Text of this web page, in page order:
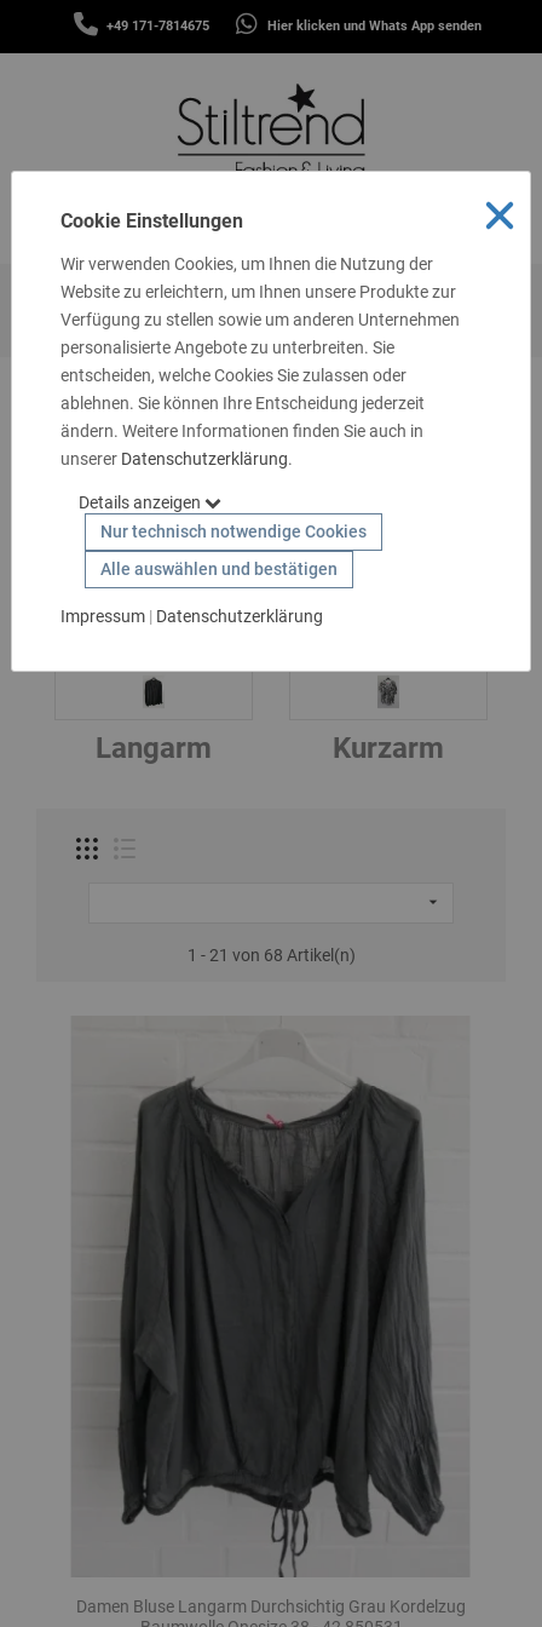
+49 171-7814675 Hier klicken und Whats App senden
MENÜ
SCHALS
STIRNBÄNDER
GUTSCHEINE
TASCHEN
&
MEHR
LIVING
SCHMUCK
SOCKEN
GESCHENKIDEEN
HANDSCHUHE
MARKEN
Startseite Fashion Shirts & Blusen Blusen
Blusen
UNTERKATEGORIEN
Langarm Kurzarm

1 - 21 von 68 Artikel(n)
Damen Bluse Langarm Durchsichtig Grau Kordelzug
Cookie Einstellungen
Wir verwenden Cookies, um Ihnen die Nutzung der
Website zu erleichtern, um Ihnen unsere Produkte zur
Verfügung zu stellen sowie um anderen Unternehmen
personalisierte Angebote zu unterbreiten. Sie
entscheiden, welche Cookies Sie zulassen oder
ablehnen. Sie können Ihre Entscheidung jederzeit
ändern. Weitere Informationen finden Sie auch in
unserer Datenschutzerklärung.
Details anzeigen
Nur technisch notwendige Cookies
Alle auswählen und bestätigen
Impressum| Datenschutzerklärung